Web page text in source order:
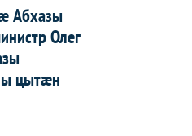
Абхазы
Олег
цытæн